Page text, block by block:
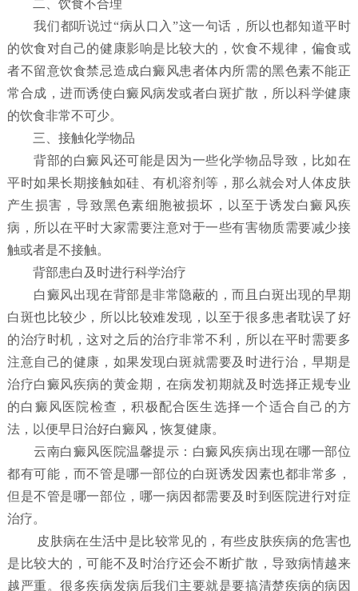
二、饮食不合理
我们都听说过“病从口入”这一句话，所以也都知道平时
的饮食对自己的健康影响是比较大的，饮食不规律，偏食或
者不留意饮食禁忌造成白癜风患者体内所需的黑色素不能正
常合成，进而诱使白癜风病发或者白斑扩散，所以科学健康
的饮食非常不可少。
三、接触化学物品
背部的白癜风还可能是因为一些化学物品导致，比如在
平时如果长期接触如硅、有机溶剂等，那么就会对人体皮肤
产生损害，导致黑色素细胞被损坏，以至于诱发白癜风疾
病，所以在平时大家需要注意对于一些有害物质需要减少接
触或者是不接触。
背部患白及时进行科学治疗
白癜风出现在背部是非常隐蔽的，而且白斑出现的早期
白斑也比较少，所以比较难发现，以至于很多患者耽误了好
的治疗时机，这对之后的治疗非常不利，所以在平时需要多
注意自己的健康，如果发现白斑就需要及时进行治，早期是
治疗白癜风疾病的黄金期，在病发初期就及时选择正规专业
的白癜风医院检查，积极配合医生选择一个适合自己的方
法，以便早日治好白癜风，恢复健康。
云南白癜风医院温馨提示：白癜风疾病出现在哪一部位
都有可能，而不管是哪一部位的白斑诱发因素也都非常多，
但是不管是哪一部位，哪一病因都需要及时到医院进行对症
治疗。
皮肤病在生活中是比较常见的，有些皮肤疾病的危害也
是比较大的，可能不及时治疗还会不断扩散，导致病情越来
越严重。很多疾病发病后我们主要就是要搞清楚疾病的病因